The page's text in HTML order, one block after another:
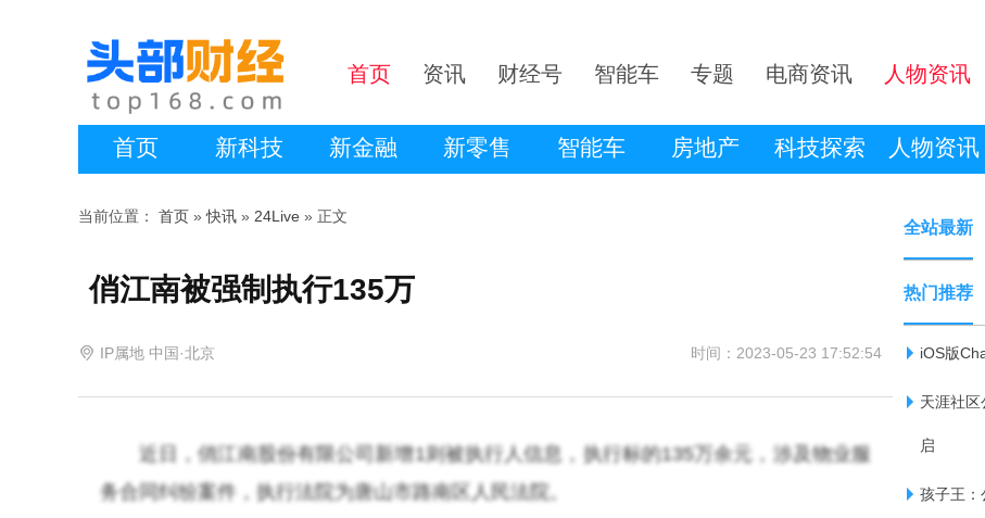
首页 资讯 财经号 智能车 专题 电商资讯 人物资讯
首页 新科技 新金融 新零售 智能车 房地产 科技探索 人物资讯
当前位置： 首页 »快讯 » 24Live » 正文
俏江南被强制执行135万
IP属地 中国·北京 时间：2023-05-23 17:52:54
近日，俏江南股份有限公司新增1则被执行人信息，执行标的135万余元，涉及物业服
务合同纠纷案件，执行法院为唐山市路南区人民法院。
全站最新
热门推荐
iOS版
天涯社
启
孩子王：